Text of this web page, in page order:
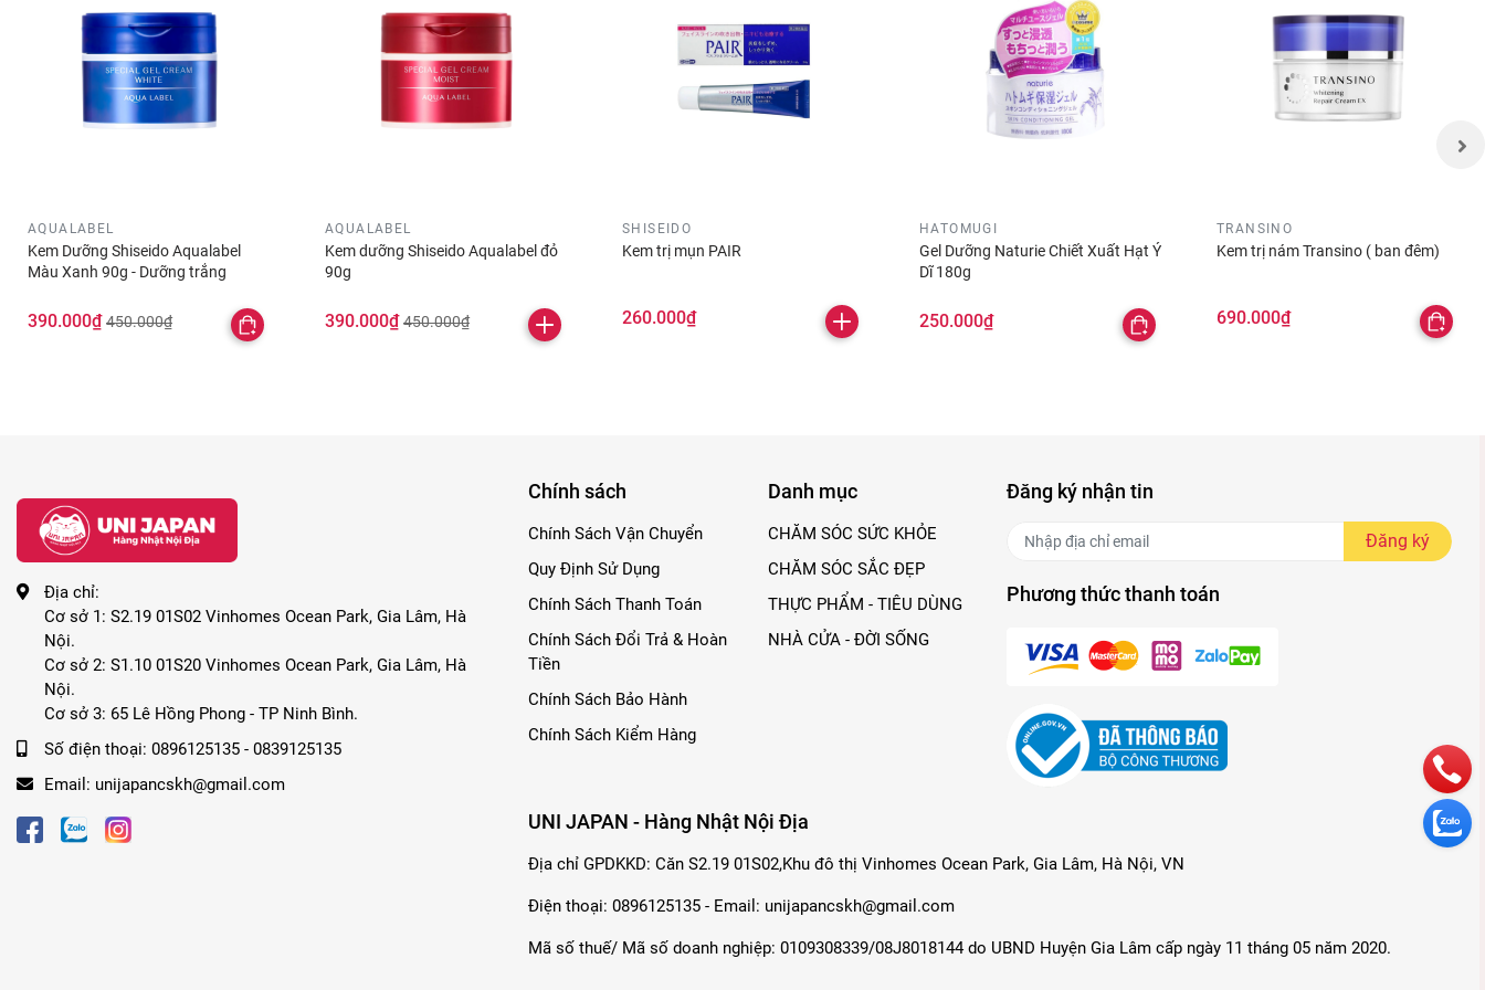
AQUALABEL
Kem Dưỡng Shiseido Aqualabel
Màu Xanh 90g - Dưỡng trắng
390.000₫ 450.000₫
AQUALABEL
Kem dưỡng Shiseido Aqualabel đỏ
90g
390.000₫ 450.000₫
SHISEIDO
Kem trị mụn PAIR
260.000₫
HATOMUGI
Gel Dưỡng Naturie Chiết Xuất Hạt Ý
Dĩ 180g
250.000₫
TRANSINO
Kem trị nám Transino ( ban đêm)
690.000₫
Địa chỉ:
Cơ sở 1: S2.19 01S02 Vinhomes Ocean Park, Gia Lâm, Hà
Nội.
Cơ sở 2: S1.10 01S20 Vinhomes Ocean Park, Gia Lâm, Hà
Nội.
Cơ sở 3: 65 Lê Hồng Phong - TP Ninh Bình.
Số điện thoại: 0896125135 - 0839125135
Email: unijapancskh@gmail.com
Chính sách
Chính Sách Vận Chuyển
Quy Định Sử Dụng
Chính Sách Thanh Toán
Chính Sách Đổi Trả & Hoàn
Tiền
Chính Sách Bảo Hành
Chính Sách Kiểm Hàng
Danh mục
CHĂM SÓC SỨC KHỎE
CHĂM SÓC SẮC ĐẸP
THỰC PHẨM - TIÊU DÙNG
NHÀ CỬA - ĐỜI SỐNG
Đăng ký nhận tin
Đăng ký
Phương thức thanh toán
UNI JAPAN - Hàng Nhật Nội Địa
Địa chỉ GPDKKD: Căn S2.19 01S02,Khu đô thị Vinhomes Ocean Park, Gia Lâm, Hà Nội, VN
Điện thoại: 0896125135 - Email: unijapancskh@gmail.com
Mã số thuế/ Mã số doanh nghiệp: 0109308339/08J8018144 do UBND Huyện Gia Lâm cấp ngày 11 tháng 05 năm 2020.